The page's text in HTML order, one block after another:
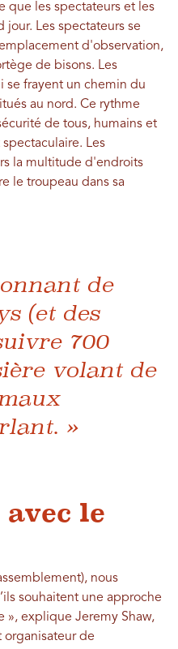
que les spectateurs et les
jour. Les spectateurs se
d'observation,
de bisons. Les
se frayent un chemin du
au nord. Ce rythme
de tous, humains et
Les
la multitude d'endroits
le troupeau dans sa
de
(et des
700
volant de
»
le
nous
souhaitent une approche
», explique Jeremy Shaw,
organisateur de